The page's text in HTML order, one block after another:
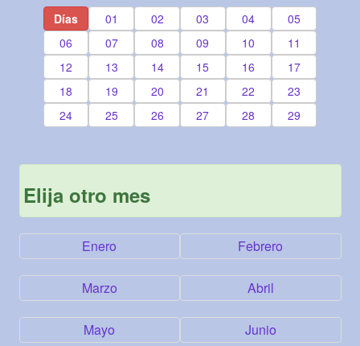
Días 01 02 03 04
05
06
07 08 09 10
11
12
13 14 15 16
17
18
19 20 21 22
23
24
25 26 27 28 29
Elija otro mes
Enero Febrero
Marzo Abril
Mayo Junio